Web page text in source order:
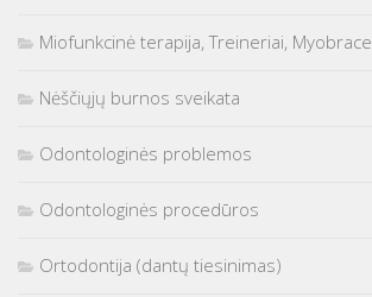
Miofunkcinė terapija, Treineriai, Myobrace
Nėščiųjų burnos sveikata
Odontologinės problemos
Odontologinės procedūros
Ortodontija (dantų tiesinimas)